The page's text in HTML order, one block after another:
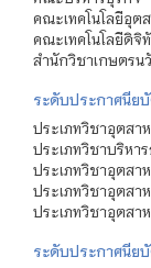
คณะเทคโนโลยีอุต
คณะเทคโนโลยีดิจิ
สำนักวิชาเกษตรน
ระดับประกาศนีย
ประเภทวิชาอุตสา
ประเภทวิชาบริหา
ประเภทวิชาอุตสา
ประเภทวิชาอุตสา
ประเภทวิชาอุตสา
ระดับประกาศนีย